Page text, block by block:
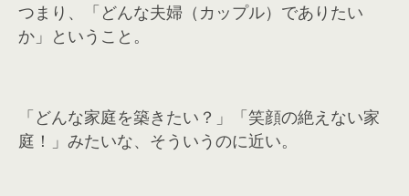
つまり、「どんな夫婦（カップル）でありたい
か」ということ。
「どんな家庭を築きたい？」「笑顔の絶えない家
庭！」みたいな、そういうのに近い。